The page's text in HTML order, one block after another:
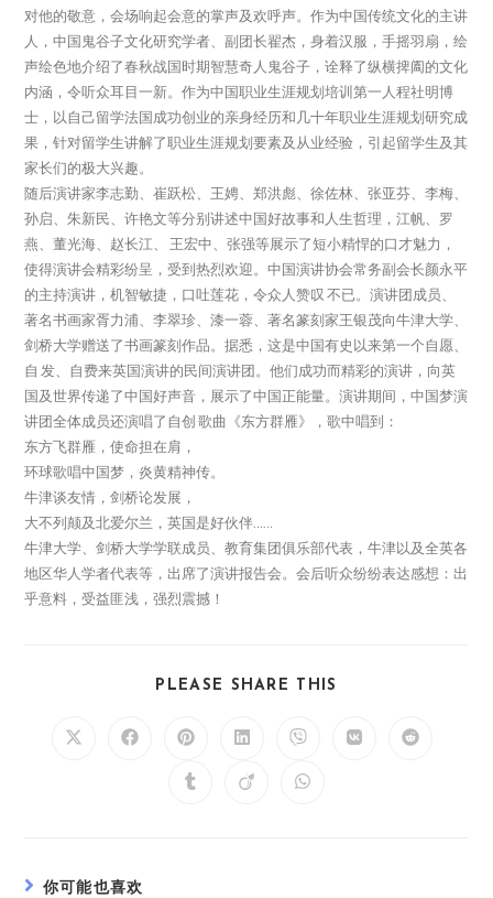
对他的敬意，会场响起会意的掌声及欢呼声。作为中国传统文化的主讲
人，中国鬼谷子文化研究学者、副团长翟杰，身着汉服，手摇羽扇，绘
声绘色地介绍了春秋战国时期智慧奇人鬼谷子，诠释了纵横捭阖的文化
内涵，令听众耳目一新。作为中国职业生涯规划培训第一人程社明博
士，以自己留学法国成功创业的亲身经历和几十年职业生涯规划研究成
果，针对留学生讲解了职业生涯规划要素及从业经验，引起留学生及其
家长们的极大兴趣。
随后演讲家李志勤、崔跃松、王娉、郑洪彪、徐佐林、张亚芬、李梅、
孙启、朱新民、许艳文等分别讲述中国好故事和人生哲理，江帆、罗
燕、董光海、赵长江、 王宏中、张强等展示了短小精悍的口才魅力，
使得演讲会精彩纷呈，受到热烈欢迎。中国演讲协会常务副会长颜永平
的主持演讲，机智敏捷，口吐莲花，令众人赞叹 不已。演讲团成员、
著名书画家胥力浦、李翠珍、漆一蓉、著名篆刻家王银茂向牛津大学、
剑桥大学赠送了书画篆刻作品。据悉，这是中国有史以来第一个自愿、
自 发、自费来英国演讲的民间演讲团。他们成功而精彩的演讲，向英
国及世界传递了中国好声音，展示了中国正能量。演讲期间，中国梦演
讲团全体成员还演唱了自创 歌曲《东方群雁》，歌中唱到：
东方飞群雁，使命担在肩，
环球歌唱中国梦，炎黄精神传。
牛津谈友情，剑桥论发展，
大不列颠及北爱尔兰，英国是好伙伴……
牛津大学、剑桥大学学联成员、教育集团俱乐部代表，牛津以及全英各
地区华人学者代表等，出席了演讲报告会。会后听众纷纷表达感想：出
乎意料，受益匪浅，强烈震撼！
PLEASE SHARE THIS
你可能也喜欢